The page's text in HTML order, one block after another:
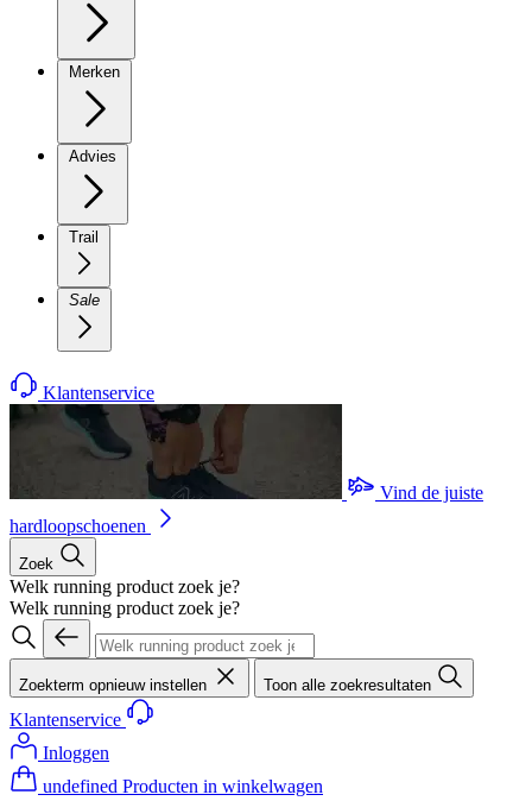
Merken
Advies
Trail
Sale
Klantenservice
Vind de juiste
hardloopschoenen
Zoek
Welk running product zoek je?
Welk running product zoek je?
Zoekterm opnieuw instellen Toon alle zoekresultaten
Klantenservice
Inloggen
undefined Producten in winkelwagen